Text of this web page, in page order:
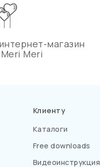
магазин
Meri
Клиенту
Каталоги
Free downloads
Видеоинструкция